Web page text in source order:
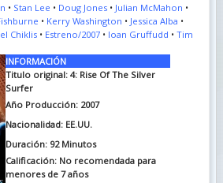
• Stan Lee • Doug Jones• Julian McMahon •
• Kerry Washington • Jessica Alba •
Chiklis• Estreno/2007• Ioan Gruffudd • Tim
INFORMACIÓN
Titulo original: 4: Rise Of The Silver
Surfer
Año Producción: 2007
Nacionalidad: EE.UU.
Duración: 92 Minutos
Calificación: No recomendada para
menores de 7 años